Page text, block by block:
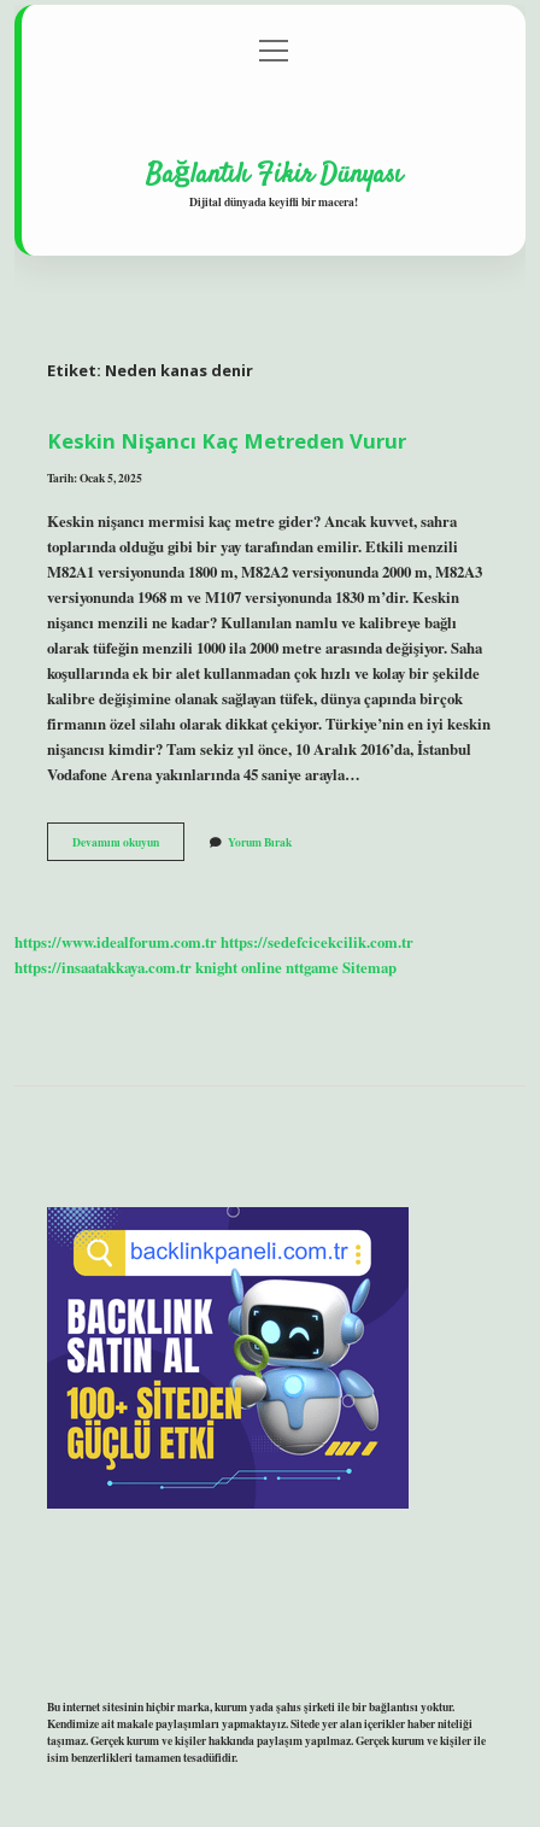
Gizlilik Politikası
menüyü
aç
Bağlantılı Fikir Dünyası
Dijital dünyada keyifli bir macera!
Etiket: Neden kanas denir
Keskin Nişancı Kaç Metreden Vurur
Tarih: Ocak 5, 2025
Keskin nişancı mermisi kaç metre gider? Ancak kuvvet, sahra
toplarında olduğu gibi bir yay tarafından emilir. Etkili menzili
M82A1 versiyonunda 1800 m, M82A2 versiyonunda 2000 m, M82A3
versiyonunda 1968 m ve M107 versiyonunda 1830 m’dir. Keskin
nişancı menzili ne kadar? Kullanılan namlu ve kalibreye bağlı
olarak tüfeğin menzili 1000 ila 2000 metre arasında değişiyor. Saha
koşullarında ek bir alet kullanmadan çok hızlı ve kolay bir şekilde
kalibre değişimine olanak sağlayan tüfek, dünya çapında birçok
firmanın özel silahı olarak dikkat çekiyor. Türkiye’nin en iyi keskin
nişancısı kimdir? Tam sekiz yıl önce, 10 Aralık 2016’da, İstanbul
Vodafone Arena yakınlarında 45 saniye arayla…
Devamını okuyunKeskin
Nişancı
Yorum Bırak
https://www.idealforum.com.trhttps://sedefcicekcilik.com.tr
https://insaatakkaya.com.trknight onlinenttgameSitemap
Bu internet sitesinin hiçbir marka, kurum yada şahıs şirketi ile bir bağlantısı yoktur.
Kendimize ait makale paylaşımları yapmaktayız. Sitede yer alan içerikler haber niteliği
taşımaz. Gerçek kurum ve kişiler hakkında paylaşım yapılmaz. Gerçek kurum ve kişiler ile
isim benzerlikleri tamamen tesadüfidir.